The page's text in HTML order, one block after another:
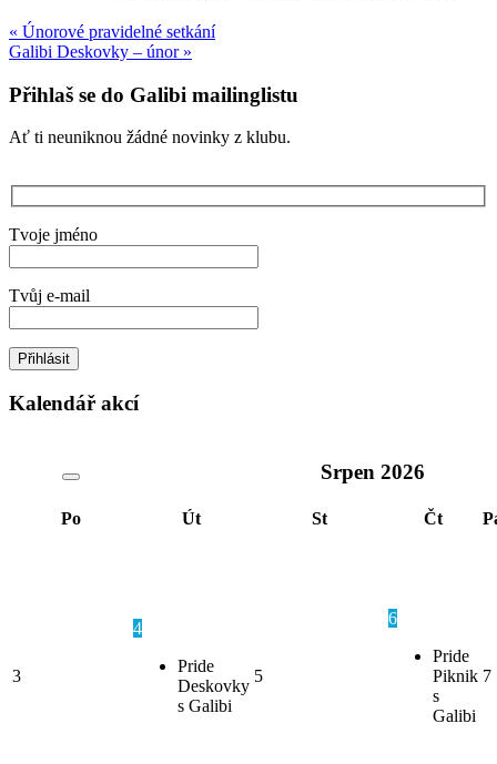
Navigace
pro
příspěvek
« Únorové pravidelné setkání
Galibi Deskovky – únor»
Přihlaš se do Galibi mailinglistu
Ať ti neuniknou žádné novinky z klubu.
Tvoje jméno
Tvůj e-mail
Kalendář akcí
Srpen 2026
Po Út St Čt
3
4
Pride
Deskovky
s Galibi
5
6
Pride
Piknik
s
Galibi
7